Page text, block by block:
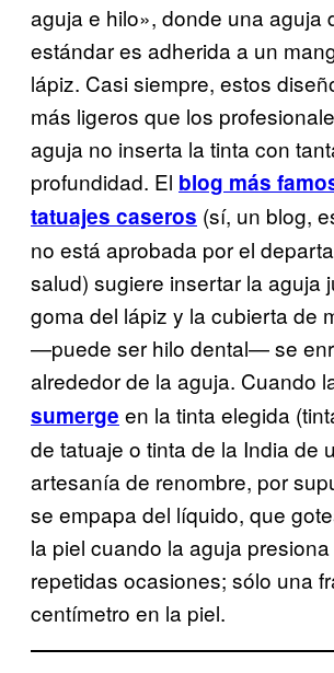
aguja e hilo», donde una aguja
estándar es adherida a un
lápiz. Casi siempre, estos
más ligeros que los
aguja no inserta la tinta con
profundidad. El blog más
tatuajes caseros (sí, un blog,
no está aprobada por el
salud) sugiere insertar la aguja
goma del lápiz y la cubierta de
—puede ser hilo dental— se
alrededor de la aguja. Cuando
sumerge en la tinta elegida
de tatuaje o tinta de la India de
artesanía de renombre, por
se empapa del líquido, que
la piel cuando la aguja
repetidas ocasiones; sólo una
centímetro en la piel.